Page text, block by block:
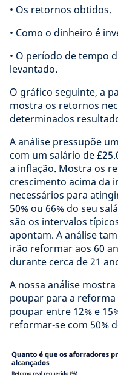
• Os retornos obtidos.
• Como o dinheiro é
• O período de tempo
levantado.
O gráfico seguinte, a
mostra os retornos
determinados
A análise pressupõe
com um salário de
a inflação. Mostra os
crescimento acima da
necessários para
50% ou 66% do seu
são os intervalos
apontam. A análise
irão reformar aos 60
durante cerca de 21
A nossa análise
poupar para a reforma
poupar entre 12% e
reformar-se com 50%